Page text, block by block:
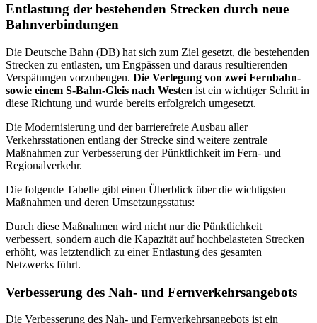
Entlastung der bestehenden Strecken durch neue
Bahnverbindungen
Die Deutsche Bahn (DB) hat sich zum Ziel gesetzt, die bestehenden
Strecken zu entlasten, um Engpässen und daraus resultierenden
Verspätungen vorzubeugen. Die Verlegung von zwei Fernbahn-
sowie einem S-Bahn-Gleis nach Westen ist ein wichtiger Schritt in
diese Richtung und wurde bereits erfolgreich umgesetzt.
Die Modernisierung und der barrierefreie Ausbau aller
Verkehrsstationen entlang der Strecke sind weitere zentrale
Maßnahmen zur Verbesserung der Pünktlichkeit im Fern- und
Regionalverkehr.
Die folgende Tabelle gibt einen Überblick über die wichtigsten
Maßnahmen und deren Umsetzungsstatus:
Durch diese Maßnahmen wird nicht nur die Pünktlichkeit
verbessert, sondern auch die Kapazität auf hochbelasteten Strecken
erhöht, was letztendlich zu einer Entlastung des gesamten
Netzwerks führt.
Verbesserung des Nah- und Fernverkehrsangebots
Die Verbesserung des Nah- und Fernverkehrsangebots ist ein